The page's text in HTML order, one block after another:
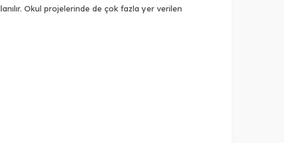
Okul projelerinde de çok fazla yer verilen